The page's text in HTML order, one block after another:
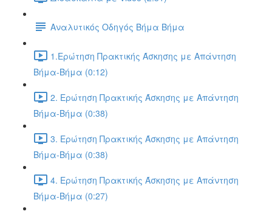
Αναλυτικός Οδηγός Βήμα Βήμα
1.Ερώτηση Πρακτικής Άσκησης με Απάντηση
Βήμα-Βήμα (0:12)
2. Ερώτηση Πρακτικής Άσκησης με Απάντηση
Βήμα-Βήμα (0:38)
3. Ερώτηση Πρακτικής Άσκησης με Απάντηση
Βήμα-Βήμα (0:38)
4. Ερώτηση Πρακτικής Άσκησης με Απάντηση
Βήμα-Βήμα (0:27)